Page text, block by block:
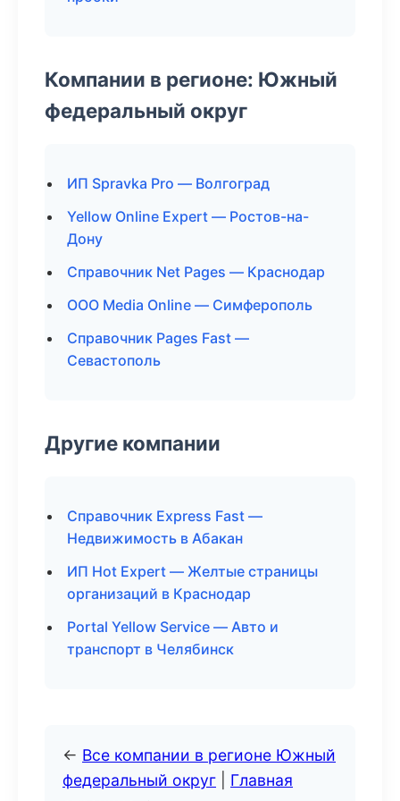
Компании в регионе: Южный
федеральный округ
ИП Spravka Pro — Волгоград
Yellow Online Expert — Ростов-на-
Дону
Справочник Net Pages — Краснодар
ООО Media Online — Симферополь
Справочник Pages Fast —
Севастополь
Другие компании
Справочник Express Fast —
Недвижимость в Абакан
ИП Hot Expert — Желтые страницы
организаций в Краснодар
Portal Yellow Service — Авто и
транспорт в Челябинск
← Все компании в регионе Южный
федеральный округ
Главная